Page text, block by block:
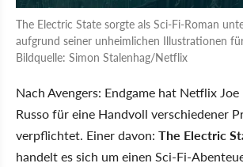
The Electric State sorgte als Sci-Fi-Roman
aufgrund seiner unheimlichen Illustrationen
Bildquelle: Simon Stalenhag/Netflix
Nach Avengers: Endgame hat Netflix
Russo für eine Handvoll verschiedener
verpflichtet. Einer davon: The Electric
handelt es sich um einen Sci-Fi-